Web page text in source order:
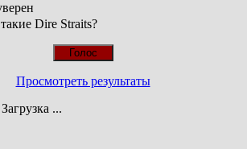
Dire Straits?
Просмотреть результаты
Загрузка ...